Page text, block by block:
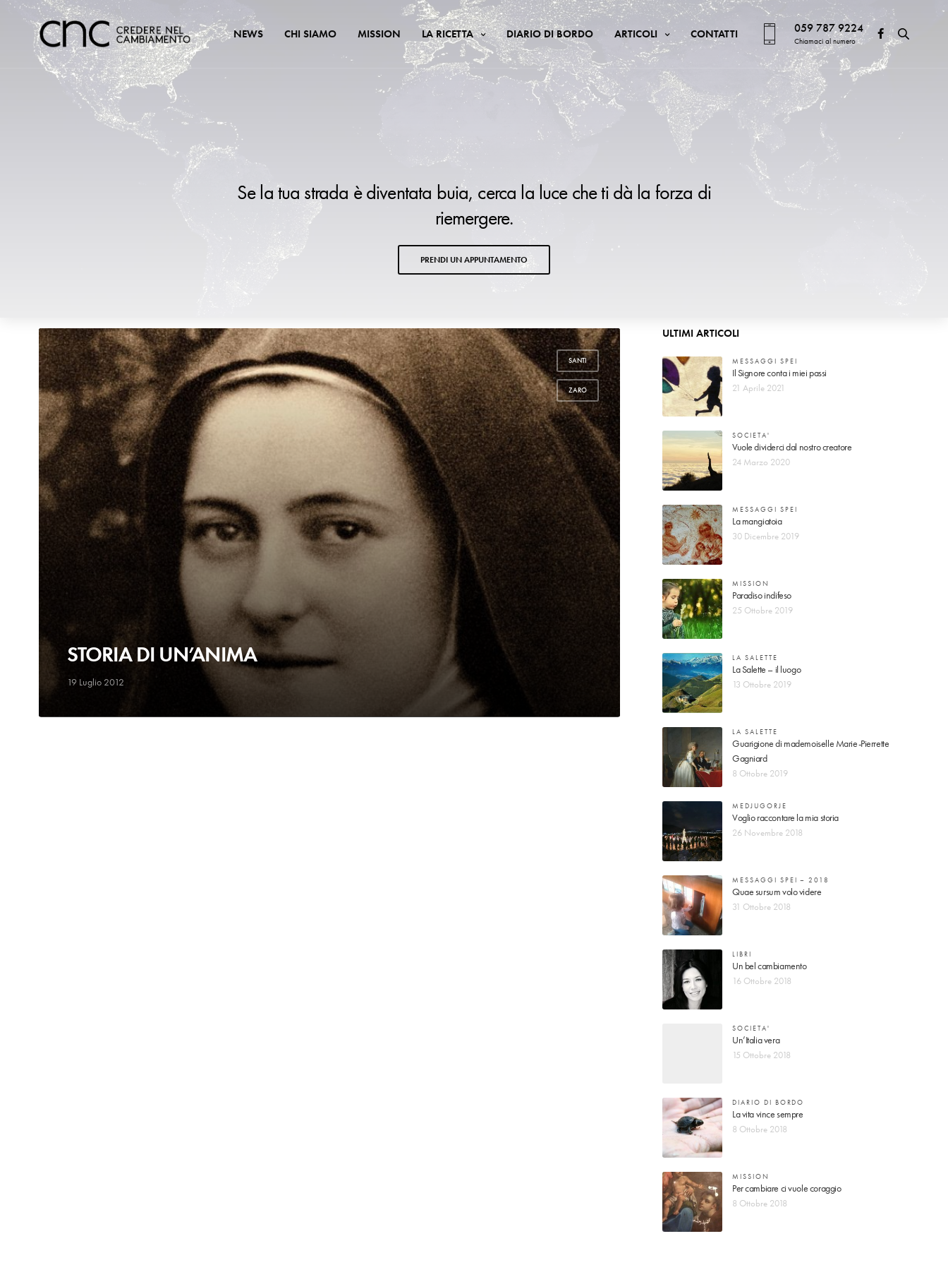
NEWS CHI SIAMO MISSION LA RICETTA DIARIO DI BORDO ARTICOLI CONTATTI 059 787 9224
Chiamaci al numero
Se la tua strada è diventata buia, cerca la luce che ti dà la forza di
riemergere.
PRENDI UN APPUNTAMENTO
SANTI
,
ZARO
STORIA DI UN’ANIMA
19 Luglio 2012
ULTIMI ARTICOLI
MESSAGGI SPEI
Il Signore conta i miei passi
21 Aprile 2021
SOCIETA'
Vuole dividerci dal nostro creatore
24 Marzo 2020
MESSAGGI SPEI
La mangiatoia
30 Dicembre 2019
MISSION
Paradiso indifeso
25 Ottobre 2019
LA SALETTE
La Salette – il luogo
13 Ottobre 2019
LA SALETTE
Guarigione di mademoiselle Marie-Pierrette
Gagniard
8 Ottobre 2019
MEDJUGORJE
Voglio raccontare la mia storia
26 Novembre 2018
MESSAGGI SPEI – 2018
Quae sursum volo videre
31 Ottobre 2018
LIBRI
Un bel cambiamento
16 Ottobre 2018
SOCIETA'
Un’Italia vera
15 Ottobre 2018
DIARIO DI BORDO
La vita vince sempre
8 Ottobre 2018
MISSION
Per cambiare ci vuole coraggio
8 Ottobre 2018